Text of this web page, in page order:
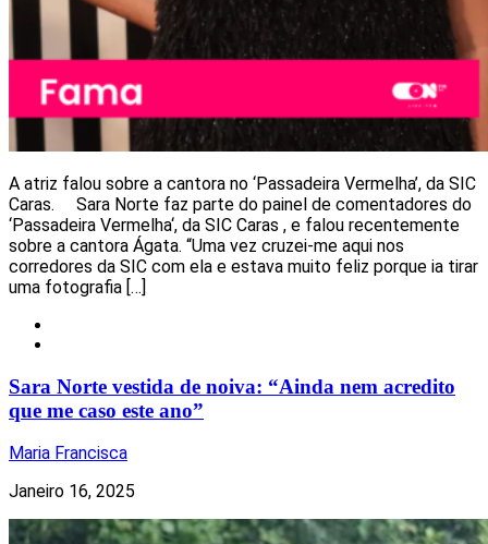
A atriz falou sobre a cantora no ‘Passadeira Vermelha’, da SIC
Caras. Sara Norte faz parte do painel de comentadores do
‘Passadeira Vermelha‘, da SIC Caras , e falou recentemente
sobre a cantora Ágata. “Uma vez cruzei-me aqui nos
corredores da SIC com ela e estava muito feliz porque ia tirar
uma fotografia […]
Sara Norte vestida de noiva: “Ainda nem acredito
que me caso este ano”
Maria Francisca
Janeiro 16, 2025